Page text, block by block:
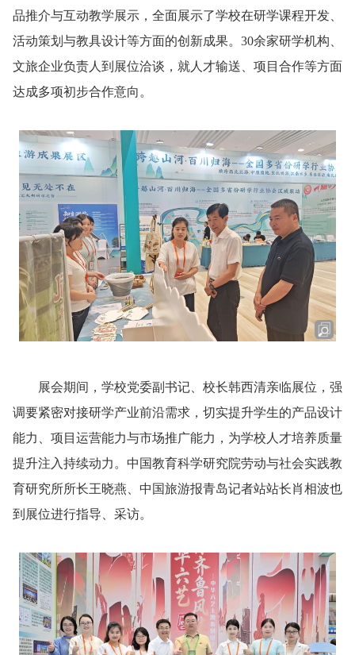
品推介与互动教学展示，全面展示了学校在研学课程开发、
活动策划与教具设计等方面的创新成果。30余家研学机构、
文旅企业负责人到展位洽谈，就人才输送、项目合作等方面
达成多项初步合作意向。
展会期间，学校党委副书记、校长韩西清亲临展位，强
调要紧密对接研学产业前沿需求，切实提升学生的产品设计
能力、项目运营能力与市场推广能力，为学校人才培养质量
提升注入持续动力。中国教育科学研究院劳动与社会实践教
育研究所所长王晓燕、中国旅游报青岛记者站站长肖相波也
到展位进行指导、采访。